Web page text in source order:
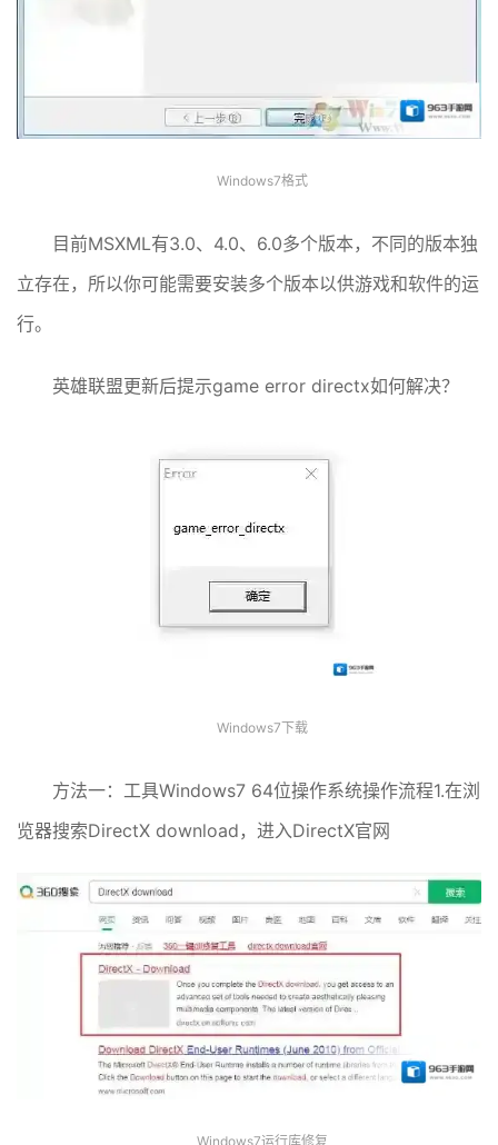
Windows7格式
目前MSXML有3.0、4.0、6.0多个版本，不同的版本独
立存在，所以你可能需要安装多个版本以供游戏和软件的运
行。
英雄联盟更新后提示game error directx如何解决？
Windows7下载
方法一：工具Windows7 64位操作系统操作流程1.在浏
览器搜索DirectX download，进入DirectX官网
Windows7运行库修复